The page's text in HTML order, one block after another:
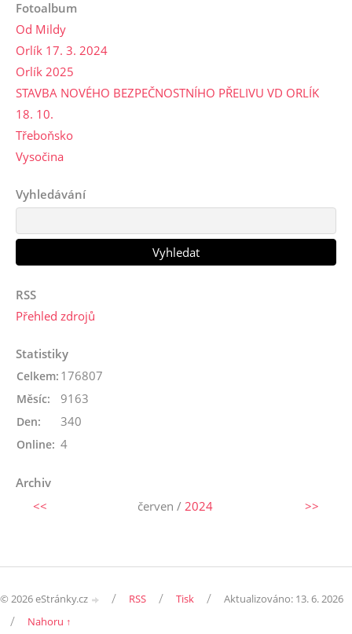
Fotoalbum
Od Mildy
Orlík 17. 3. 2024
Orlík 2025
STAVBA NOVÉHO BEZPEČNOSTNÍHO PŘELIVU VD ORLÍK
18. 10.
Třeboňsko
Vysočina
Vyhledávání
RSS
Přehled zdrojů
Statistiky
Online: 4
Celkem: 176807
Měsíc: 9163
Den: 340
Archiv
<<
červen / 2024 >>
© 2026 eStránky.cz / RSS / Tisk / Aktualizováno: 13. 6. 2026
/ Nahoru ↑